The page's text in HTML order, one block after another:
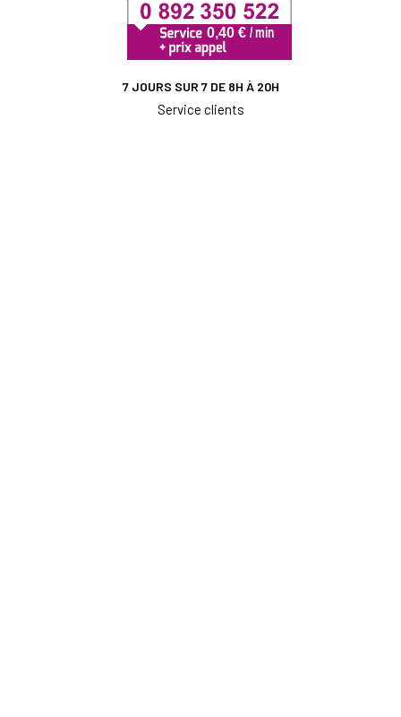
7 JOURS SUR 7 DE 8H À 20H
Service clients